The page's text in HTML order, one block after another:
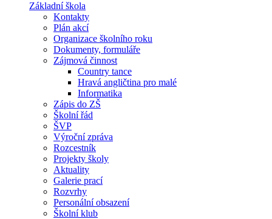
Základní škola
Kontakty
Plán akcí
Organizace školního roku
Dokumenty, formuláře
Zájmová činnost
Country tance
Hravá angličtina pro malé
Informatika
Zápis do ZŠ
Školní řád
ŠVP
Výroční zpráva
Rozcestník
Projekty školy
Aktuality
Galerie prací
Rozvrhy
Personální obsazení
Školní klub